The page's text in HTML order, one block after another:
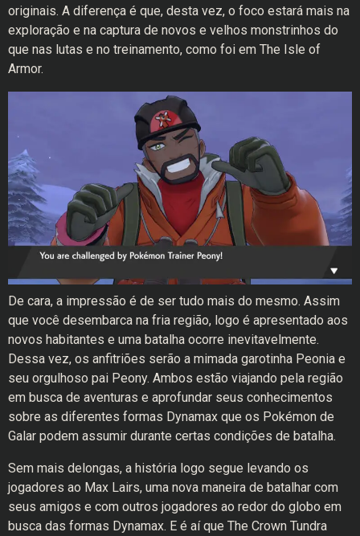
originais. A diferença é que, desta vez, o foco estará mais na
exploração e na captura de novos e velhos monstrinhos do
que nas lutas e no treinamento, como foi em The Isle of
Armor.
De cara, a impressão é de ser tudo mais do mesmo. Assim
que você desembarca na fria região, logo é apresentado aos
novos habitantes e uma batalha ocorre inevitavelmente.
Dessa vez, os anfitriões serão a mimada garotinha Peonia e
seu orgulhoso pai Peony. Ambos estão viajando pela região
em busca de aventuras e aprofundar seus conhecimentos
sobre as diferentes formas Dynamax que os Pokémon de
Galar podem assumir durante certas condições de batalha.
Sem mais delongas, a história logo segue levando os
jogadores ao Max Lairs, uma nova maneira de batalhar com
seus amigos e com outros jogadores ao redor do globo em
busca das formas Dynamax. E é aí que The Crown Tundra